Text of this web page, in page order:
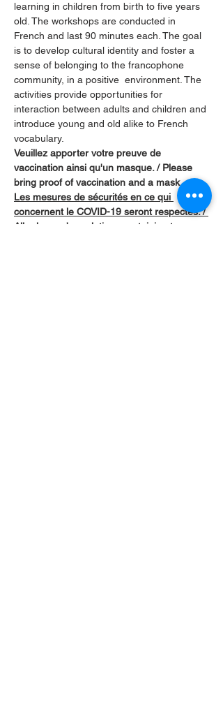
learning in children from birth to five years
old. The workshops are conducted in
French and last 90 minutes each. The goal
is to develop cultural identity and foster a
sense of belonging to the francophone
community, in a positive  environment. The
activities provide opportunities for
interaction between adults and children and
introduce young and old alike to French
vocabulary.
Veuillez apporter votre preuve de
vaccination ainsi qu'un masque. / Please
bring proof of vaccination and a mask.
Les mesures de sécurités en ce qui
concernent le COVID-19 seront respectés. /
All rules and regulations pertaining to